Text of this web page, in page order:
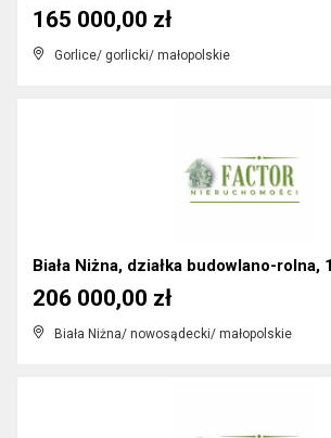
Gorlice/ gorlicki/ małopolskie
165 000,00 zł
Biała Niżna, działka budowlano-rolna,
Biała Niżna/ nowosądecki/ małopolskie
206 000,00 zł